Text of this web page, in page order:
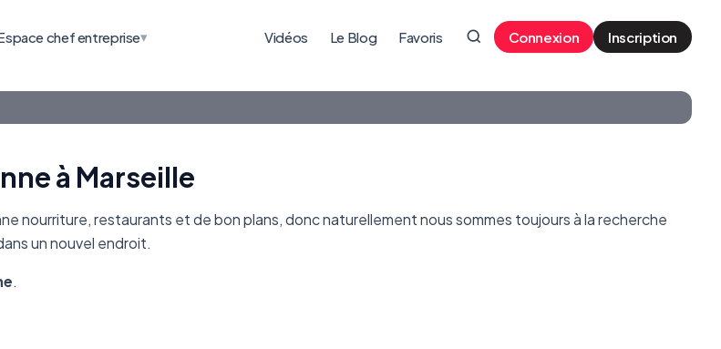
chef entreprise▾ Vidéos Le Blog Favoris Connexion Inscription
à Marseille
nourriture, restaurants et de bon plans, donc naturellement nous sommes toujours à la recherche
un nouvel endroit.
.